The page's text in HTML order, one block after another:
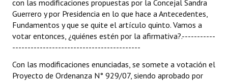
con las modificaciones propuestas por la Concejal Sandra
Guerrero y por Presidencia en lo que hace a Antecedentes,
Fundamentos y que se quite el artículo quinto. Vamos a
votar entonces, ¿quiénes estén por la afirmativa?.-----------
------------------------------------------
Con las modificaciones enunciadas, se somete a votación el
Proyecto de Ordenanza N° 929/07, siendo aprobado por